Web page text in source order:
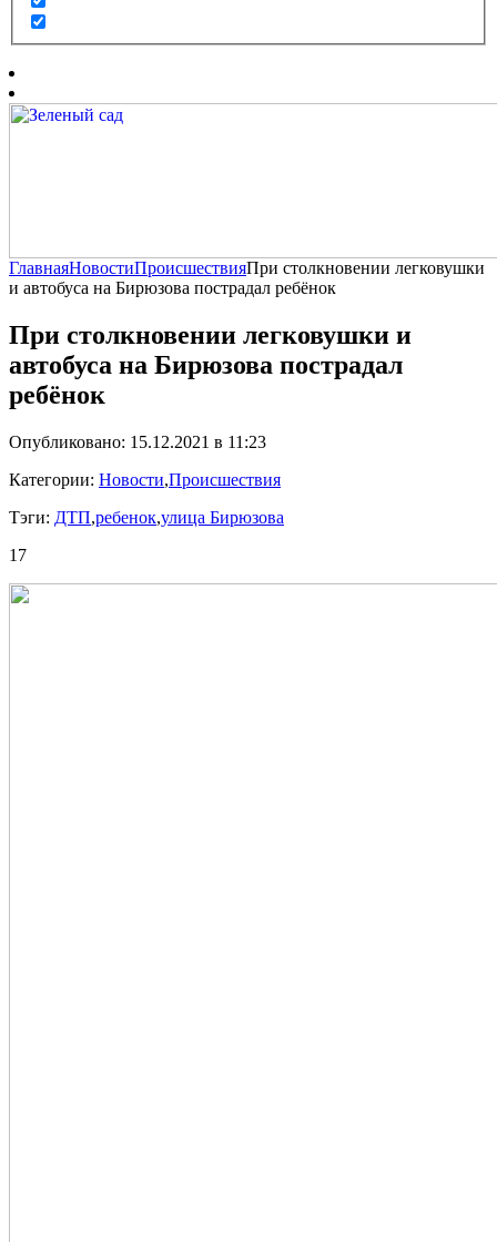
ГлавнаяНовостиПроисшествияПри столкновении легковушки
и автобуса на Бирюзова пострадал ребёнок
При столкновении легковушки и
автобуса на Бирюзова пострадал
ребёнок
Опубликовано: 15.12.2021 в 11:23
Категории: Новости,Происшествия
Тэги: ДТП,ребенок,улица Бирюзова
17